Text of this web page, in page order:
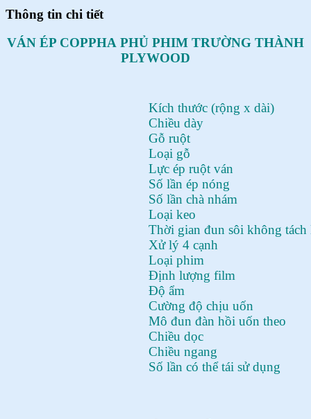
Thông tin chi tiết
VÁN ÉP COPPHA PHỦ PHIM TRƯỜNG THÀNH
PLYWOOD
Kích thước (rộng x dài)
Chiều dày
Gỗ ruột
Loại gỗ
Lực ép ruột ván
Số lần ép nóng
Số lần chà nhám
Loại keo
Thời gian đun sôi không tách
Xử lý 4 cạnh
Loại phim
Định lượng film
Độ ẩm
Cường độ chịu uốn
Mô đun đàn hồi uốn theo
Chiều dọc
Chiều ngang
Số lần có thể tái sử dụng